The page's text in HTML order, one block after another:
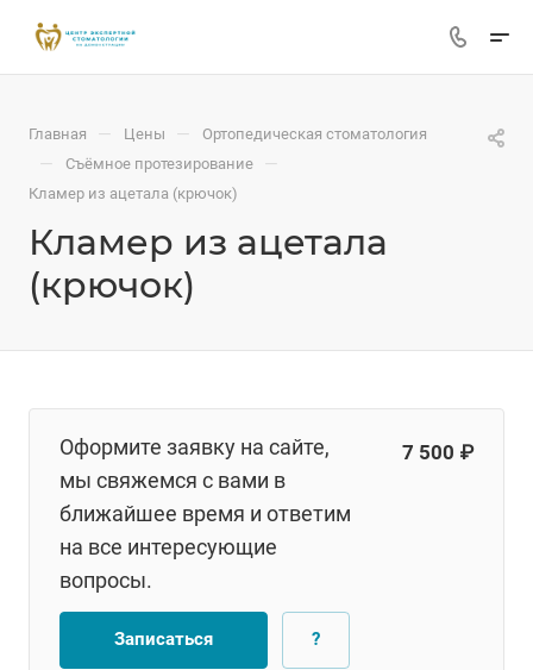
Главная — Цены — Ортопедическая стоматология
— Съёмное протезирование —
Кламер из ацетала (крючок)
Кламер из ацетала
(крючок)
Оформите заявку на сайте,
мы свяжемся с вами в
ближайшее время и ответим
на все интересующие
вопросы.
7 500 ₽
Записаться ?